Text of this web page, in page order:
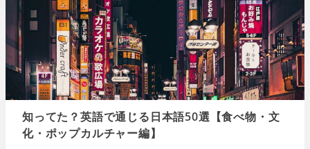
知ってた？英語で通じる日本語50選【食べ物・文
化・ポップカルチャー編】